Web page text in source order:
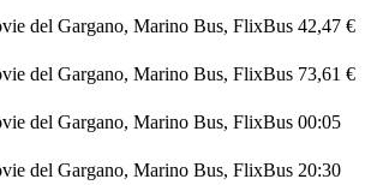
del Gargano, Marino Bus, FlixBus 42,47 €
del Gargano, Marino Bus, FlixBus 73,61 €
del Gargano, Marino Bus, FlixBus 00:05
del Gargano, Marino Bus, FlixBus 20:30